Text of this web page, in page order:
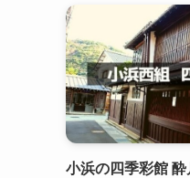
小浜の四季彩館